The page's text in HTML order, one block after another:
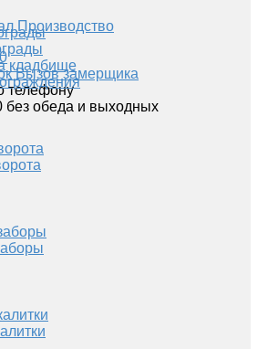
Производство
Вызов замерщика
телефону
без обеда и выходных
кладбище